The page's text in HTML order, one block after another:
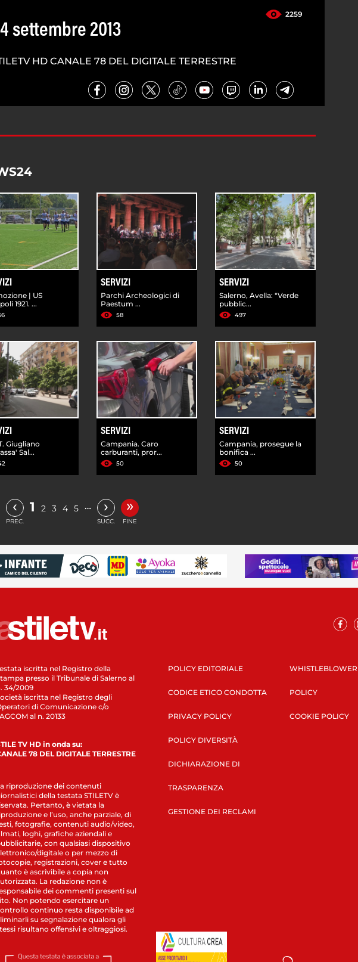
2259
settembre 2013
HD CANALE 78 DEL DIGITALE TERRESTRE
| US
1921. ...
SERVIZI
Parchi Archeologici di
Paestum ...
58
SERVIZI
Salerno, Avella: "Verde
pubblic...
497
Giugliano
Sal...
SERVIZI
Campania. Caro
carburanti, pror...
50
SERVIZI
Campania, prosegue la
bonifica ...
50
‹
PREC.
1 2 3 4 5 … ›
SUCC.
»
FINE
iscritta nel Registro della
presso il Tribunale di Salerno al
34/2009
iscritta nel Registro degli
di Comunicazione c/o
al n. 20133
TV HD in onda su:
78 DEL DIGITALE TERRESTRE
riproduzione dei contenuti
della testata STILETV è
Pertanto, è vietata la
e l’uso, anche parziale, di
fotografie, contenuti audio/video,
loghi, grafiche aziendali e
con qualsiasi dispositivo
digitale o per mezzo di
registrazioni, cover e tutto
è ascrivibile a copia non
La redazione non è
dei commenti presenti sul
Non potendo esercitare un
continuo resta disponibile ad
su segnalazione qualora gli
risultano offensivi e oltraggiosi.
POLICY EDITORIALE
CODICE ETICO CONDOTTA
PRIVACY POLICY
POLICY DIVERSITÀ
DICHIARAZIONE DI
TRASPARENZA
GESTIONE DEI RECLAMI
WHISTLEBLOWER
POLICY
COOKIE POLICY